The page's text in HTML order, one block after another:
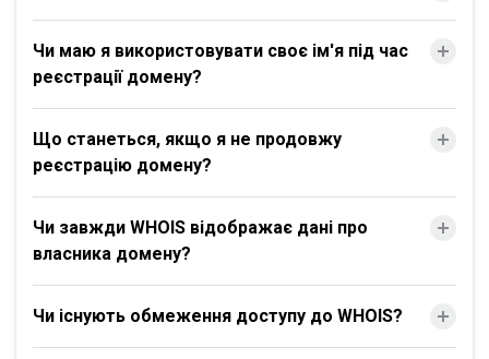
Чи маю я використовувати своє ім'я під час
реєстрації домену?
Що станеться, якщо я не продовжу
реєстрацію домену?
Чи завжди WHOIS відображає дані про
власника домену?
Чи існують обмеження доступу до WHOIS?